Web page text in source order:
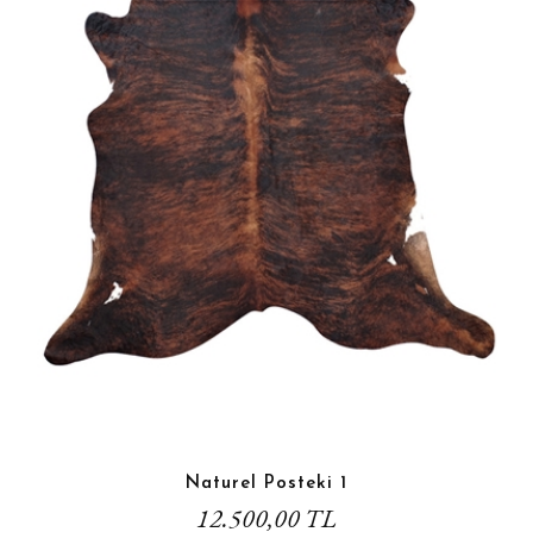
Naturel Posteki 1
12.500,00 TL